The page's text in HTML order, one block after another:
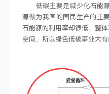
低碳主要是减少化石能源
源做为我国的国民生产的主
石能源的利用率却很低，整
空间，所以绿色低碳事业大有